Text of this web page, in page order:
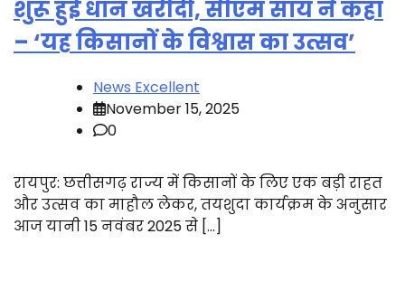
शुरू हुई धान खरीदी, सीएम साय ने कहा
– ‘यह किसानों के विश्वास का उत्सव’
News Excellent
November 15, 2025
0
रायपुर: छत्तीसगढ़ राज्य में किसानों के लिए एक बड़ी राहत
और उत्सव का माहौल लेकर, तयशुदा कार्यक्रम के अनुसार
आज यानी 15 नवंबर 2025 से […]